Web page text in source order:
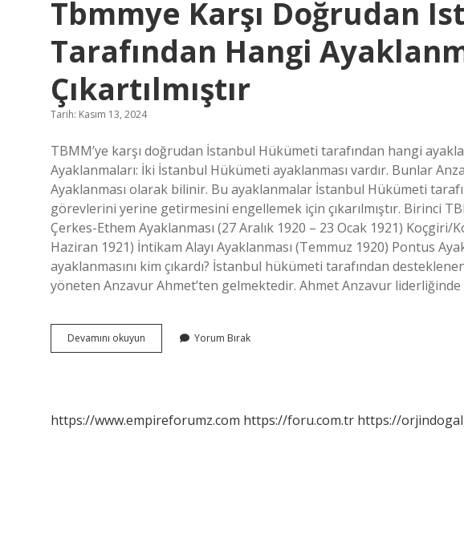
Tbmmye Karşı Doğrudan
Tarafından Hangi
Çıkartılmıştır
Tarih: Kasım 13, 2024
TBMM’ye karşı doğrudan İstanbul Hükümeti tarafından hangi
Ayaklanmaları: İki İstanbul Hükümeti ayaklanması vardır. Bunlar
Ayaklanması olarak bilinir. Bu ayaklanmalar İstanbul Hükümeti
görevlerini yerine getirmesini engellemek için çıkarılmıştır. Birinci
Çerkes-Ethem Ayaklanması (27 Aralık 1920 – 23 Ocak 1921) Koçgiri/
Haziran 1921) İntikam Alayı Ayaklanması (Temmuz 1920) Pontus
ayaklanmasını kim çıkardı? İstanbul hükümeti tarafından
yöneten Anzavur Ahmet’ten gelmektedir. Ahmet Anzavur
Devamını okuyun Tbmmye
Karşı
Hangi
Yorum Bırak
https://www.empireforumz.com https://foru.com.tr https://